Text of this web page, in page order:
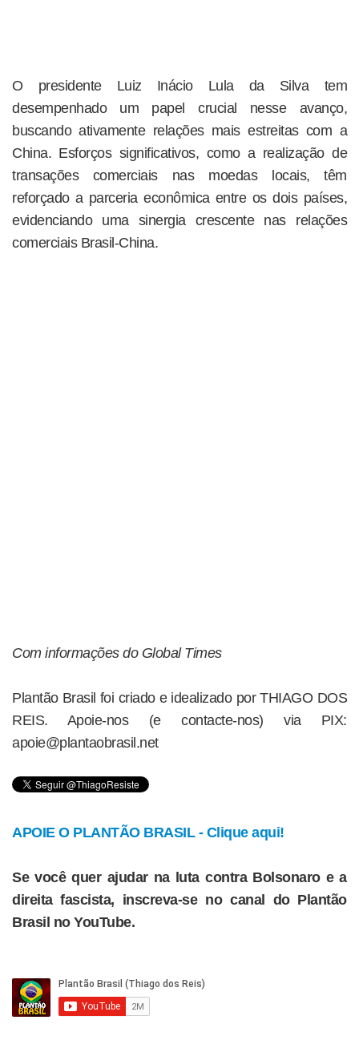
O presidente Luiz Inácio Lula da Silva tem
desempenhado um papel crucial nesse avanço,
buscando ativamente relações mais estreitas com a
China. Esforços significativos, como a realização de
transações comerciais nas moedas locais, têm
reforçado a parceria econômica entre os dois países,
evidenciando uma sinergia crescente nas relações
comerciais Brasil-China.
Com informações do Global Times
Plantão Brasil foi criado e idealizado por THIAGO DOS
REIS. Apoie-nos (e contacte-nos) via PIX:
apoie@plantaobrasil.net
APOIE O PLANTÃO BRASIL - Clique aqui!
Se você quer ajudar na luta contra Bolsonaro e a
direita fascista, inscreva-se no canal do Plantão
Brasil no YouTube.